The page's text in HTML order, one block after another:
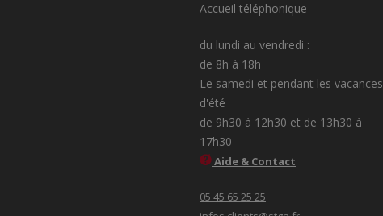
Accueil téléphonique
du lundi au vendredi :
de 8h à 18h
Le samedi et pendant les vacances
d'été
de 9h30 à 12h30 et de 13h30 à
17h30
Aide & Contact
05 45 65 25 25